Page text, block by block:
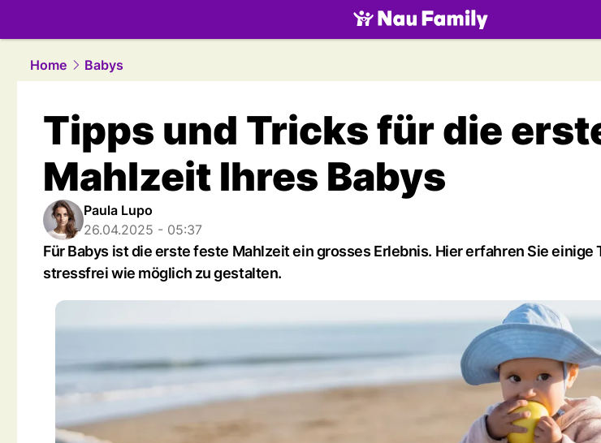
family.NAU.ch
Home
Babys
Tipps und Tricks für die
Mahlzeit Ihres Babys
Paula Lupo
26.04.2025 - 05:37
Für Babys ist die erste feste Mahlzeit ein grosses Erlebnis. Hier erfahren Sie einige
stressfrei wie möglich zu gestalten.